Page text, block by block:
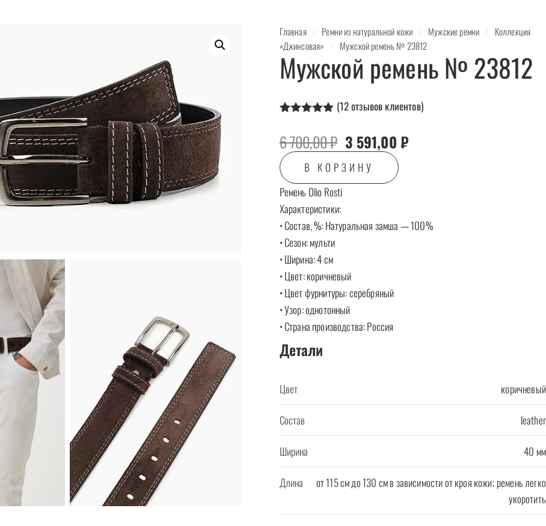
Главная / Ремни из натуральной кожи / Мужские ремни / Коллекция
«Джинсовая» / Мужской ремень № 23812
Мужской ремень № 23812
на основе
опроса
пользователей
(12отзывов клиентов)
6 700,00₽ Первоначальная цена составляла 6
3 591,00₽
В КОРЗИНУ
Ремень Olio Rosti
Характеристики:
• Состав, %: Натуральная замша — 100%
• Сезон: мульти
• Ширина: 4 см
• Цвет: коричневый
• Цвет фурнитуры: серебряный
• Узор: однотонный
• Страна производства: Россия
Детали
Цвет коричневый
Состав leather
Ширина 40 мм
Длина
от 115 см до 130 см в зависимости от кроя кожи; ремень легко
укоротить